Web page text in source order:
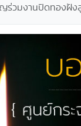
ร่วมงานปิดทองฝัง